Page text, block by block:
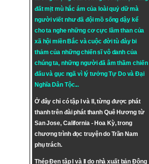
đất mịt mù hắc ám của loài quỷ dữ mà
người viết như đã đội mồ sống dậy kể
cho ta nghe những cơ cực lầm than của
xã hội miền Bắc và cuộc đời tù đày bi
thảm của những chiến sĩ vô danh của
chúng ta, những người đã âm thầm chiến
đấu và gục ngã vì lý tưởngTự DovàĐại
Nghĩa Dân Tộc...
Ở đây chỉ có tập I và II, từng được phát
thanh trên đài phát thanh Quê Hương từ
San Jose, California - Hoa Kỳ, trong
chương trình đọc truyện do Trần Nam
phụ trách.
Thép Đen tập I và II do nhà xuất bản Đông